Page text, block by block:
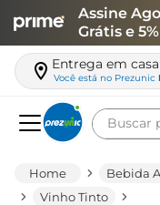
Assine
Grátis e
Entrega em
Você está no Prezunic
Buscar
Bebida
Vinho Tinto